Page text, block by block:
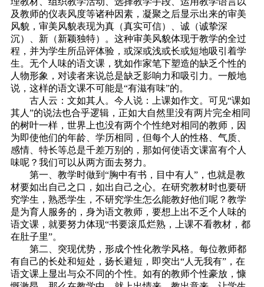
及教师的仪表风度等诸种因素，凝聚之后显示出来的审美
风貌，审美风貌表现为真（真实可信）、诚（诚挚深
沉）、新（新颖独特）。这种审美风貌体现于教学的全过
程，并为学生所品评体验，或深或浅或长或短地吸引着学
生。无个人味的语文课，犹如作家笔下塑造的缺乏个性的
人物形象，对读者来说总是缺乏影响力和吸引力。一般地
说，这样的语文课不可能是“有滋有味”的。
古人云：文如其人。今人说：上课如作文。可见“课如
其人”的说法也合乎逻辑，正如大自然里没有两片完全相同
的树叶一样，世界上也没有两个个性绝对相同的教师，因
为即使他们的年龄、学历相同，但每个人的性格、气质、
感情、特长等总是千差万别的，那如何使语文课富有个人
味呢？我们可以从两方面去努力。
第一、教学时做到“胸中有书，目中有人”，也就是教
材要如出自己之口，如出自己之心。在研究教材时也要研
究学生，熟悉学生，不研究学生怎么能教好他们呢？教学
是为育人服务的，身为语文教师，要想上出不乏个人味的
语文课，就要努力体现“书要滚瓜烂熟，上课不看教材，都
在肚子里”。
第二、突现优势，形成个性化教学风格。每位教师都
有自己的长处和短处，扬长避短，即突出“人无我有”，在
语文课上显出与众不同的个性。如有的教师个性豪放，慷